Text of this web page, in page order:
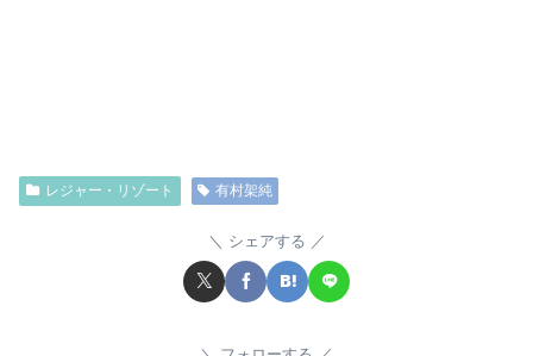
レジャー・リゾート 有村架純
シェアする